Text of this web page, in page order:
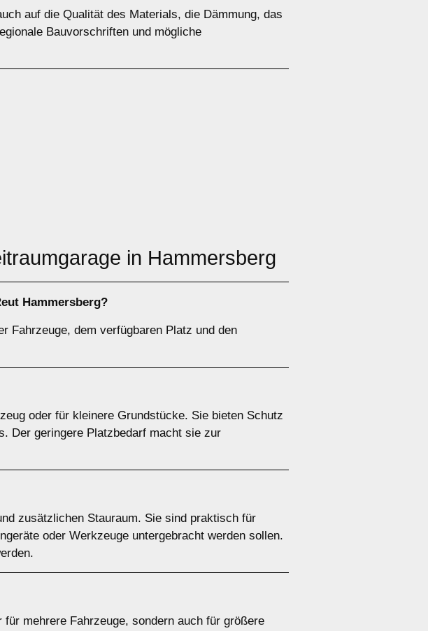
auf die Qualität des Materials, die Dämmung, das
Bauvorschriften und mögliche
in Hammersberg
Hammersberg?
Fahrzeuge, dem verfügbaren Platz und den
oder für kleinere Grundstücke. Sie bieten Schutz
Der geringere Platzbedarf macht sie zur
zusätzlichen Stauraum. Sie sind praktisch für
oder Werkzeuge untergebracht werden sollen.
mehrere Fahrzeuge, sondern auch für größere